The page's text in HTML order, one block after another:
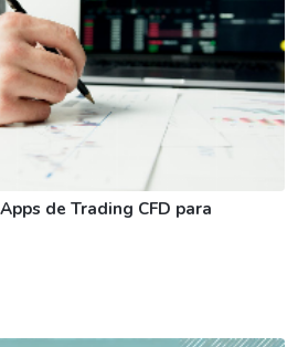
de Trading CFD para